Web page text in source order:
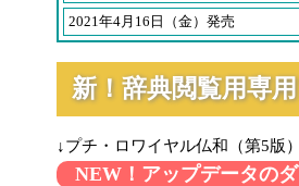
2021年4月16日（金）発売
新！辞典閲覧用専
↓プチ・ロワイヤル仏和（第5版
NEW！アップデータの